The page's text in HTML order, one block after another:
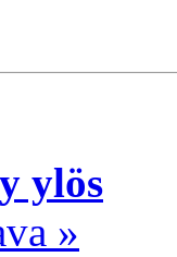
ylös
»